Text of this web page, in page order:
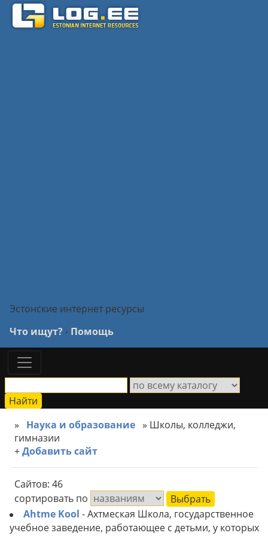
Эстонские интернет ресурсы
Что ищут?- Помощь
» Наука и образование » Школы, колледжи,
гимназии
+Добавить сайт
Сайтов: 46
сортировать по
Ahtme Kool - Ахтмеская Школа, государственное
учебное заведение, работающее с детьми, у которых